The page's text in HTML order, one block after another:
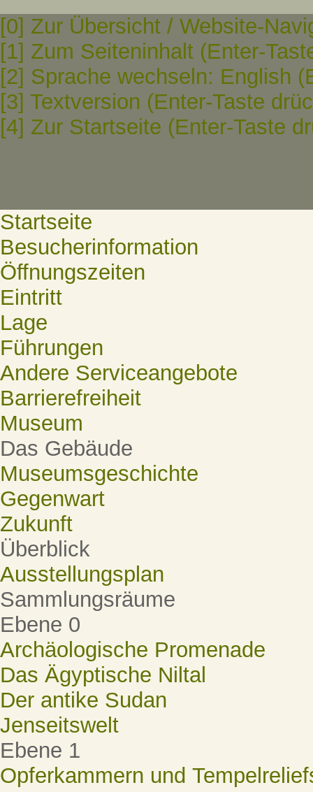
[0] Zur Übersicht / Website-
[1] Zum Seiteninhalt (Enter-
[2] Sprache wechseln: English
[3] Textversion (Enter-Taste
[4] Zur Startseite (Enter-Taste
Startseite
Besucherinformation
Öffnungszeiten
Eintritt
Lage
Führungen
Andere Serviceangebote
Barrierefreiheit
Museum
Das Gebäude
Museumsgeschichte
Gegenwart
Zukunft
Überblick
Ausstellungsplan
Sammlungsräume
Ebene 0
Archäologische Promenade
Das Ägyptische Niltal
Der antike Sudan
Jenseitswelt
Ebene 1
Opferkammern und